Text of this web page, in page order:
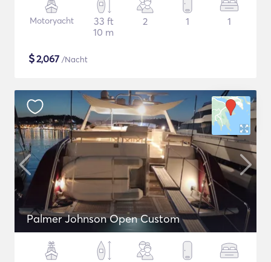
Motoryacht
33 ft
10 m
2 1 1
$2,067 /Nacht
Palmer Johnson Open Custom